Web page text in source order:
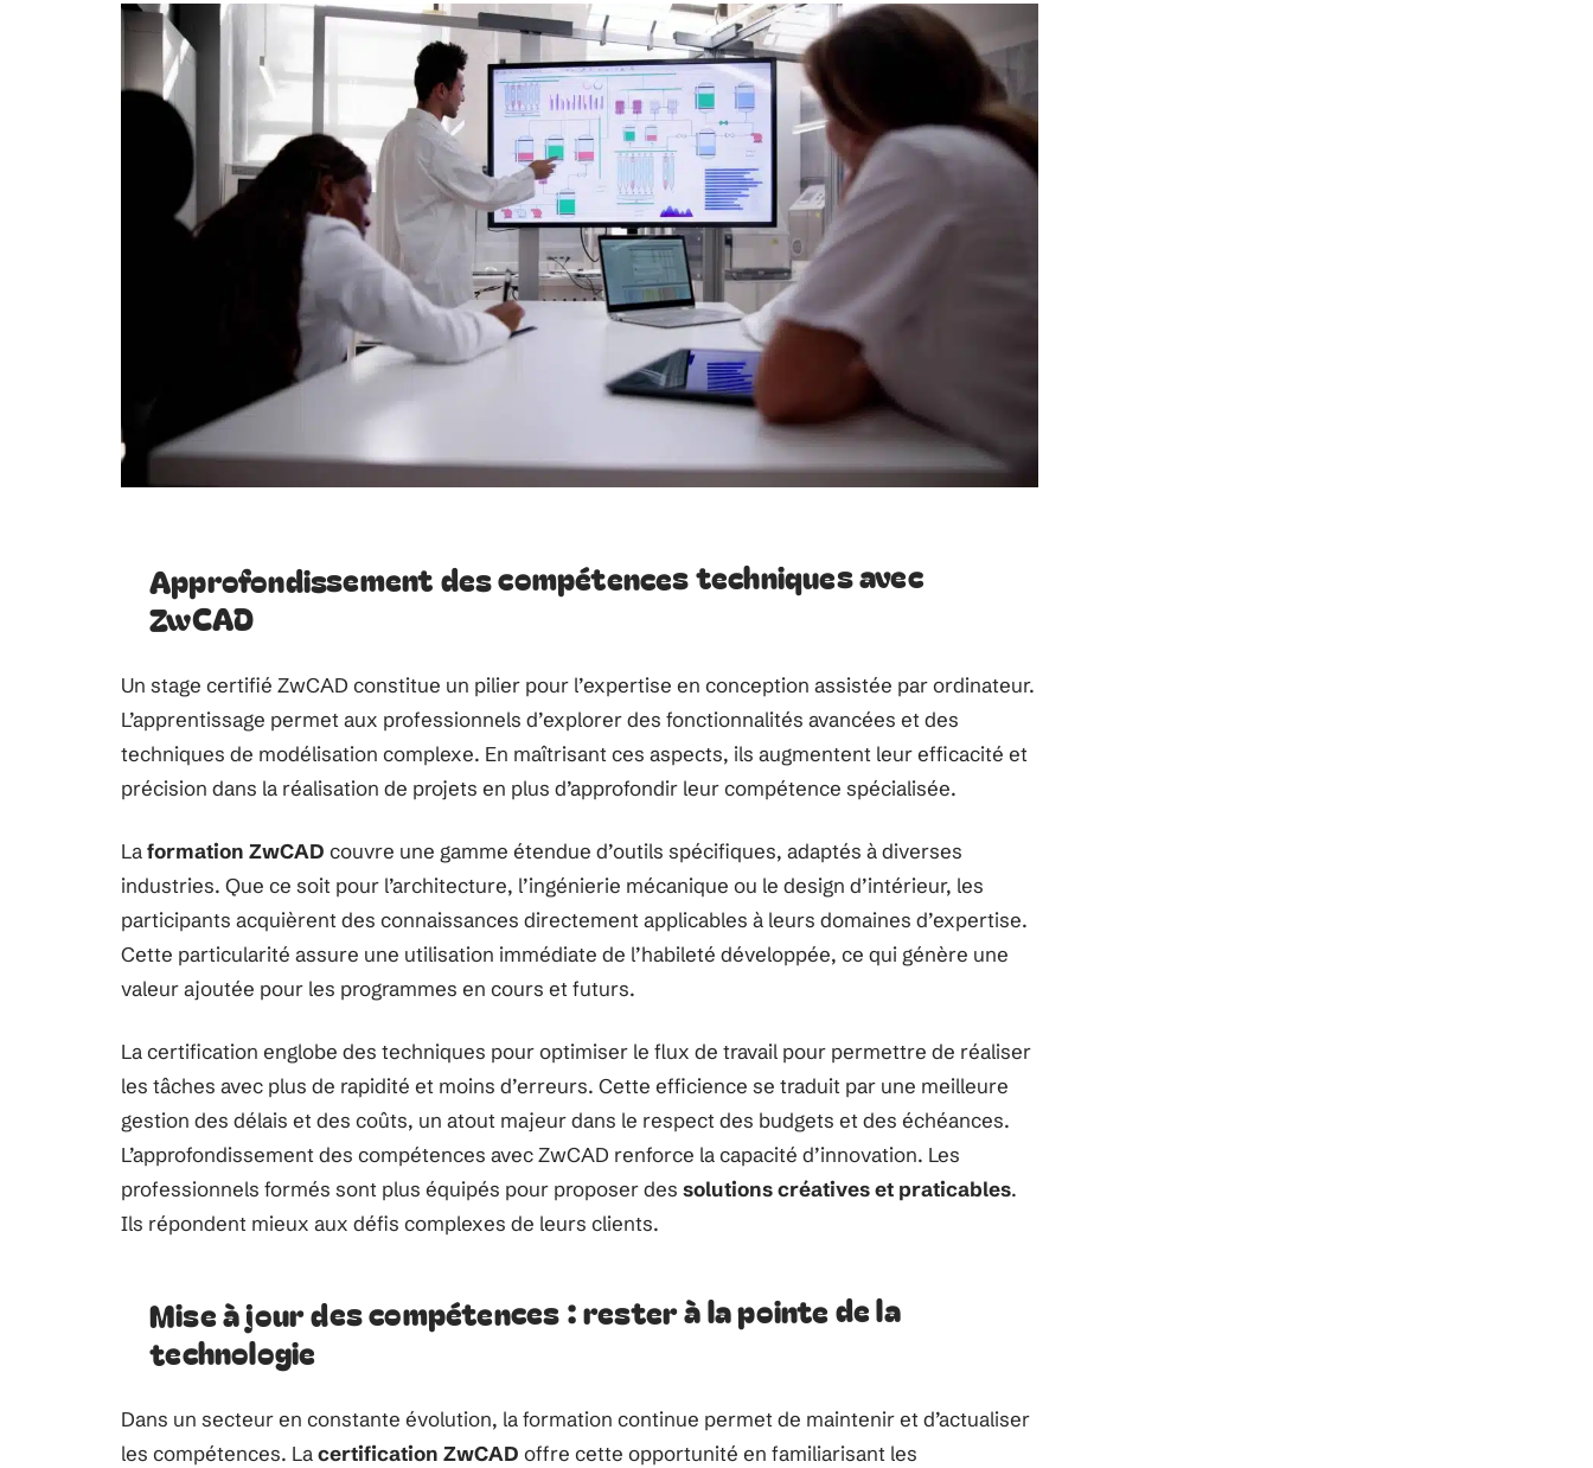
Approfondissement des compétences techniques avec
ZwCAD
Un stage certifié ZwCAD constitue un pilier pour l’expertise en conception assistée par ordinateur.
L’apprentissage permet aux professionnels d’explorer des fonctionnalités avancées et des
techniques de modélisation complexe. En maîtrisant ces aspects, ils augmentent leur efficacité et
précision dans la réalisation de projets en plus d’approfondir leur compétence spécialisée.
Laformation ZwCAD couvre une gamme étendue d’outils spécifiques, adaptés à diverses
industries. Que ce soit pour l’architecture, l’ingénierie mécanique ou le design d’intérieur, les
participants acquièrent des connaissances directement applicables à leurs domaines d’expertise.
Cette particularité assure une utilisation immédiate de l’habileté développée, ce qui génère une
valeur ajoutée pour les programmes en cours et futurs.
La certification englobe des techniques pour optimiser le flux de travail pour permettre de réaliser
les tâches avec plus de rapidité et moins d’erreurs. Cette efficience se traduit par une meilleure
gestion des délais et des coûts, un atout majeur dans le respect des budgets et des échéances.
L’approfondissement des compétences avec ZwCAD renforce la capacité d’innovation. Les
professionnels formés sont plus équipés pour proposer des solutions créatives et praticables.
Ils répondent mieux aux défis complexes de leurs clients.
Mise à jour des compétences : rester à la pointe de la
technologie
Dans un secteur en constante évolution, la formation continue permet de maintenir et d’actualiser
les compétences. Lacertification ZwCAD offre cette opportunité en familiarisant les